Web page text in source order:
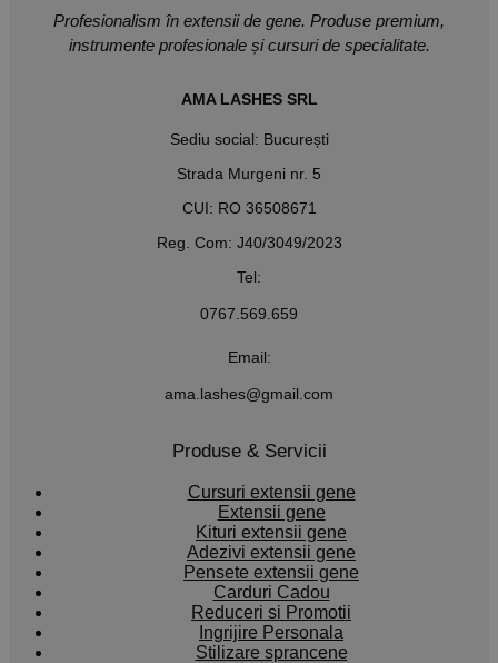
alese
în
pagina
Profesionalism în extensii de gene. Produse premium,
instrumente profesionale și cursuri de specialitate.
AMA LASHES SRL
Sediu social: București
Strada Murgeni nr. 5
CUI: RO 36508671
Reg. Com: J40/3049/2023
Tel:
0767.569.659
Email:
ama.lashes@gmail.com
Produse & Servicii
Cursuri extensii gene
Extensii gene
Kituri extensii gene
Adezivi extensii gene
Pensete extensii gene
Carduri Cadou
Reduceri si Promotii
Ingrijire Personala
Stilizare sprancene